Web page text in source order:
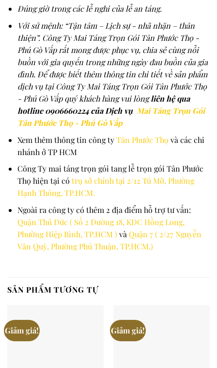
Đúng giờ trong các lễ nghi của lễ an táng.
Với sứ mệnh: “Tận tâm – Lịch sự - nhã nhặn – thân
thiện”. Công Ty Mai Táng Trọn Gói Tân Phước Thọ -
Phú Gò Vấp rất mong được phục vụ, chia sẻ cùng nỗi
buồn với gia quyến trong những ngày đau buồn của gia
đình. Để được biết thêm thông tin chi tiết về sản phẩm
dịch vụ tại Công Ty Mai Táng Trọn Gói Tân Phước Thọ
- Phú Gò Vấp quý khách hàng vui lòngliên hệ qua
hotline 0906660224 của Dịch vụ Mai Táng Trọn Gói
Tân Phước Thọ - Phú Gò Vấp
Xem thêm thông tin công tyTân Phước Thọ và các chi
nhánh ở TP HCM
Công Ty mai táng trọn gói tang lễ trọn gói Tân Phước
Thọ hiện tại có trụ sở chính tại 2/12 Tú Mỡ, Phường
Hạnh Thông, TP.HCM.
Ngoài ra công ty có thêm 2 địa điểm hỗ trợ tư vấn:
Quận Thủ Đức ( Số 2 Đường 18, KDC Hồng Long,
Phường Hiệp Bình, TP.HCM ) và Quận 7 ( 2/27 Nguyễn
Văn Quỳ, Phường Phú Thuận, TP.HCM.)
SẢN PHẨM TƯƠNG TỰ
Giảm giá! Giảm giá!